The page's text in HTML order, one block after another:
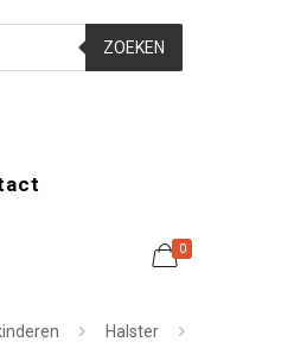
ZOEKEN
0
Halster